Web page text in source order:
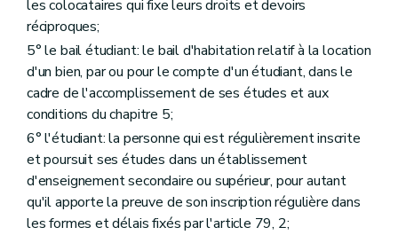
Chapitre III Dispositions particulières relatives aux baux relatifs à la résidence principale du preneur
Section 1
Art. 52
Section 2 Obligation d'enregistrement du contrat de bail
Art. 53
Art. 54
Section 3 Durée du bail
Art. 55
Section 4
Prorogation pour circonstances exceptionnelles
Art. 56
Section 5 Indexation
Art. 57
Section 6 Révision du loyer et des charges
les colocataires qui fixe leurs droits et devoirs
réciproques;
5° le bail étudiant: le bail d'habitation relatif à la location
d'un bien, par ou pour le compte d'un étudiant, dans le
cadre de l'accomplissement de ses études et aux
conditions du chapitre 5;
6° l'étudiant: la personne qui est régulièrement inscrite
et poursuit ses études dans un établissement
d'enseignement secondaire ou supérieur, pour autant
qu'il apporte la preuve de son inscription régulière dans
les formes et délais fixés par l'article 79, 2;